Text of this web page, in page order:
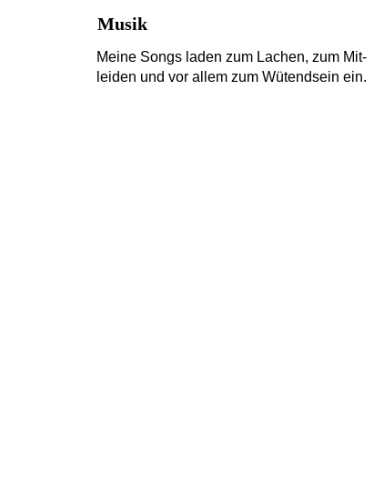
Musik
Meine Songs laden zum Lachen, zum Mit-
leiden und vor allem zum Wütendsein ein.